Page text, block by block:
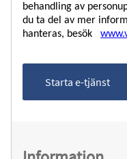
behandling av
du ta del av mer
hanteras, besök
Starta e-tjänst